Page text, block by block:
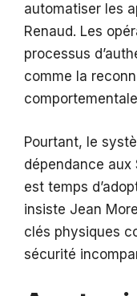
automatiser les
Renaud. Les
processus
comme la
Pourtant, le
dépendance aux
est temps
insiste Jean
clés physiques
sécurité